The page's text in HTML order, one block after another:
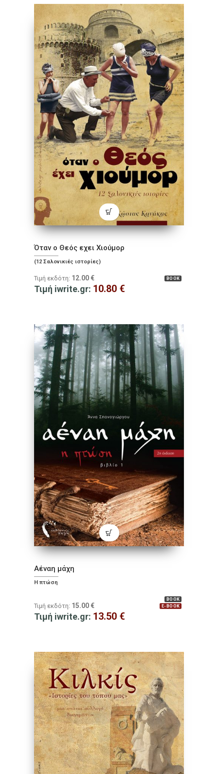
Όταν ο Θεός εχει Χιούμορ
(12 Σαλονικιές ιστορίες)
BOOK
Τιμή εκδότη: 12.00 €
Τιμή iwrite.gr: 10.80 €
Αέναη μάχη
Η πτώση
BOOK
E-BOOK
Τιμή εκδότη: 15.00 €
Τιμή iwrite.gr: 13.50 €